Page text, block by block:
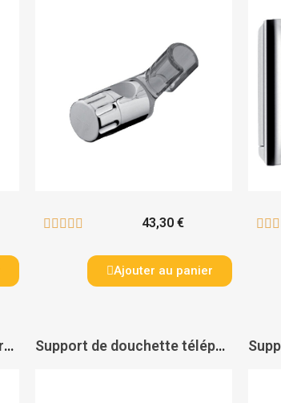
     43,30 €
Ajouter au panier
  
Curseur ajustable pour barre de douche - VALENTIN Support de douchette téléphone ABS chromé - NICOLL